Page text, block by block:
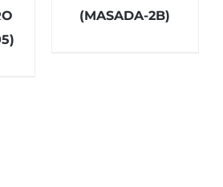
(MASADA-2B)